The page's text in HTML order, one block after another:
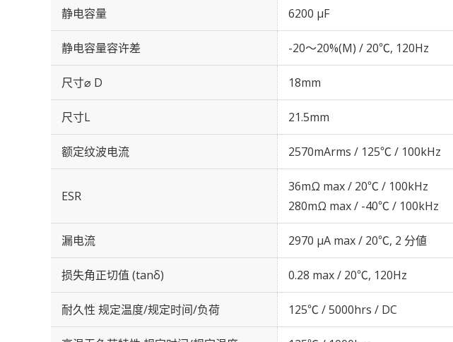
静电容量 6200 µF
静电容量容许差 -20～20%(M) / 20℃, 120Hz
尺寸⌀ D 18mm
尺寸L 21.5mm
额定纹波电流 2570mArms / 125℃ / 100kHz
ESR
36mΩ max / 20℃ / 100kHz
280mΩ max / -40℃ / 100kHz
漏电流 2970 μA max / 20℃, 2 分値
损失角正切值 (tanδ) 0.28 max / 20℃, 120Hz
耐久性 规定温度/规定时间/负荷 125℃ / 5000hrs / DC